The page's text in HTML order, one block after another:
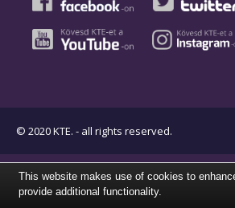
© 2020 KTE. - all rights reserved.
This website makes use of cookies to
provide additional functionality.